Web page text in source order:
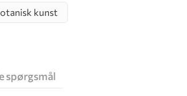
kunst
spørgsmål